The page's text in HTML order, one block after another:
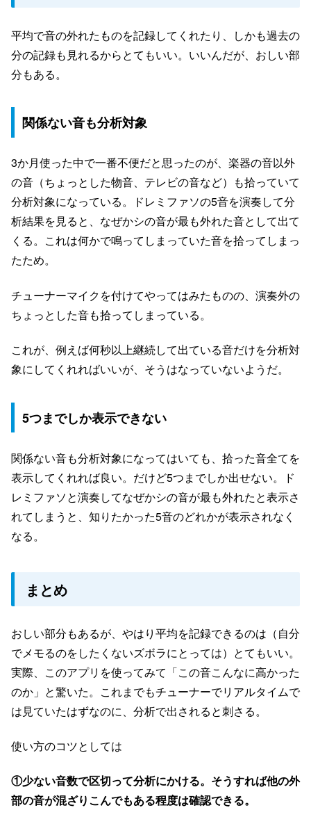
平均で音の外れたものを記録してくれたり、しかも過去の
分の記録も見れるからとてもいい。いいんだが、おしい部
分もある。
関係ない音も分析対象
3か月使った中で一番不便だと思ったのが、楽器の音以外
の音（ちょっとした物音、テレビの音など）も拾っていて
分析対象になっている。ドレミファソの5音を演奏して分
析結果を見ると、なぜかシの音が最も外れた音として出て
くる。これは何かで鳴ってしまっていた音を拾ってしまっ
たため。
チューナーマイクを付けてやってはみたものの、演奏外の
ちょっとした音も拾ってしまっている。
これが、例えば何秒以上継続して出ている音だけを分析対
象にしてくれればいいが、そうはなっていないようだ。
5つまでしか表示できない
関係ない音も分析対象になってはいても、拾った音全てを
表示してくれれば良い。だけど5つまでしか出せない。ド
レミファソと演奏してなぜかシの音が最も外れたと表示さ
れてしまうと、知りたかった5音のどれかが表示されなく
なる。
まとめ
おしい部分もあるが、やはり平均を記録できるのは（自分
でメモるのをしたくないズボラにとっては）とてもいい。
実際、このアプリを使ってみて「この音こんなに高かった
のか」と驚いた。これまでもチューナーでリアルタイムで
は見ていたはずなのに、分析で出されると刺さる。
使い方のコツとしては
①少ない音数で区切って分析にかける。そうすれば他の外
部の音が混ざりこんでもある程度は確認できる。